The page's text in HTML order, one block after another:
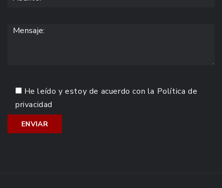
He leído y estoy de acuerdo con la Política de
privacidad